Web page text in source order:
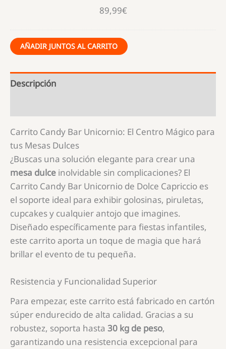
89,99€
AÑADIR JUNTOS AL CARRITO
Descripción
Carrito Candy Bar Unicornio: El Centro Mágico para
tus Mesas Dulces
¿Buscas una solución elegante para crear una
mesa dulce inolvidable sin complicaciones? El
Carrito Candy Bar Unicornio de Dolce Capriccio es
el soporte ideal para exhibir golosinas, piruletas,
cupcakes y cualquier antojo que imagines.
Diseñado específicamente para fiestas infantiles,
este carrito aporta un toque de magia que hará
brillar el evento de tu pequeña.
Resistencia y Funcionalidad Superior
Para empezar, este carrito está fabricado en cartón
súper endurecido de alta calidad. Gracias a su
robustez, soporta hasta 30 kg de peso,
garantizando una resistencia excepcional para